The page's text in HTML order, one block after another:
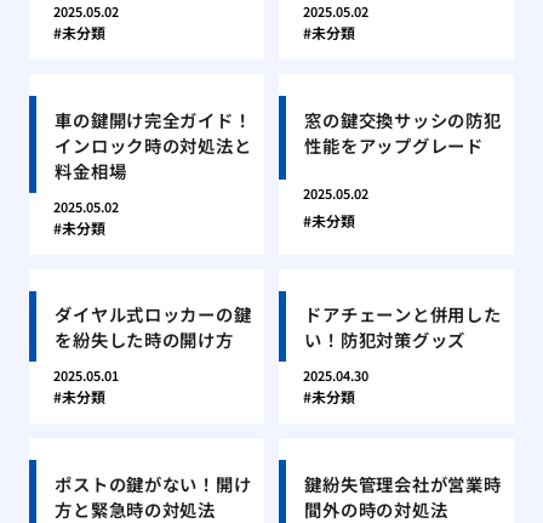
2025.05.02
未分類
2025.05.02
未分類
車の鍵開け完全ガイド！
インロック時の対処法と
料金相場
2025.05.02
未分類
窓の鍵交換サッシの防犯
性能をアップグレード
2025.05.02
未分類
ダイヤル式ロッカーの鍵
を紛失した時の開け方
2025.05.01
未分類
ドアチェーンと併用した
い！防犯対策グッズ
2025.04.30
未分類
ポストの鍵がない！開け
方と緊急時の対処法
鍵紛失管理会社が営業時
間外の時の対処法